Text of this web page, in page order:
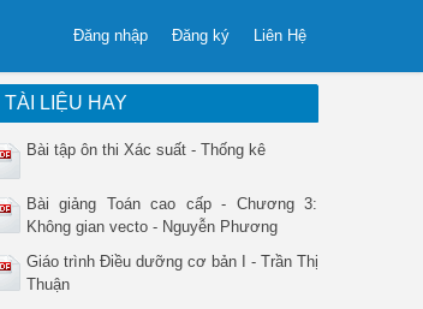
Liên Hệ
Đăng ký
Đăng nhập
TÀI LIỆU HAY
Bài tập ôn thi Xác suất - Thống kê
Bài giảng Toán cao cấp - Chương 3:
Không gian vecto - Nguyễn Phương
Giáo trình Điều dưỡng cơ bản I - Trần Thị
Thuận